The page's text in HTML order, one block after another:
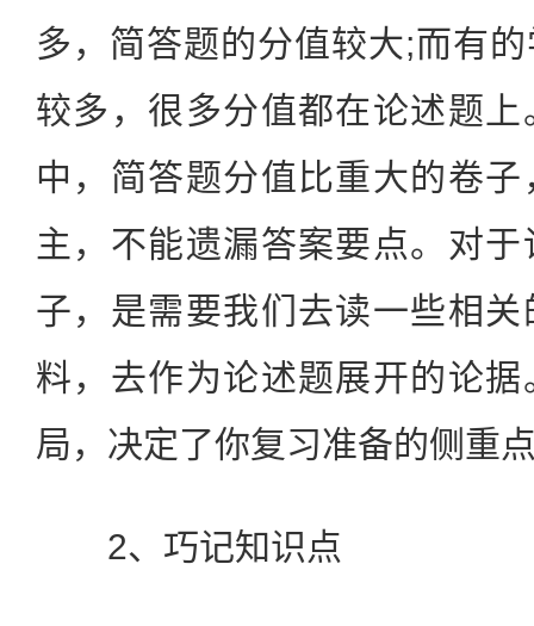
多，简答题的分值较大;而有
较多，很多分值都在论述题
中，简答题分值比重大的卷
主，不能遗漏答案要点。对
子，是需要我们去读一些相
料，去作为论述题展开的论
局，决定了你复习准备的侧重
2、巧记知识点